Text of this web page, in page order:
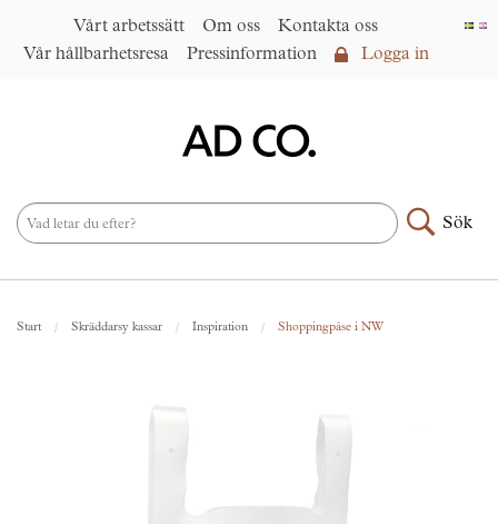
Vårt arbetssätt Om oss
Kontakta oss
Vår hållbarhetsresa
Pressinformation Logga in
Sök
Start Skräddarsy kassar Inspiration Shoppingpåse i NW
Om oss
Under samma paraply
AD CO. trading